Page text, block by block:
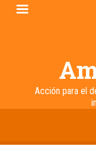
Pasar
Acción para el